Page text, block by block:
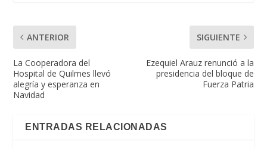
ANTERIOR
La Cooperadora del
Hospital de Quilmes llevó
alegría y esperanza en
Navidad
SIGUIENTE
Ezequiel Arauz renunció a la
presidencia del bloque de
Fuerza Patria
ENTRADAS RELACIONADAS